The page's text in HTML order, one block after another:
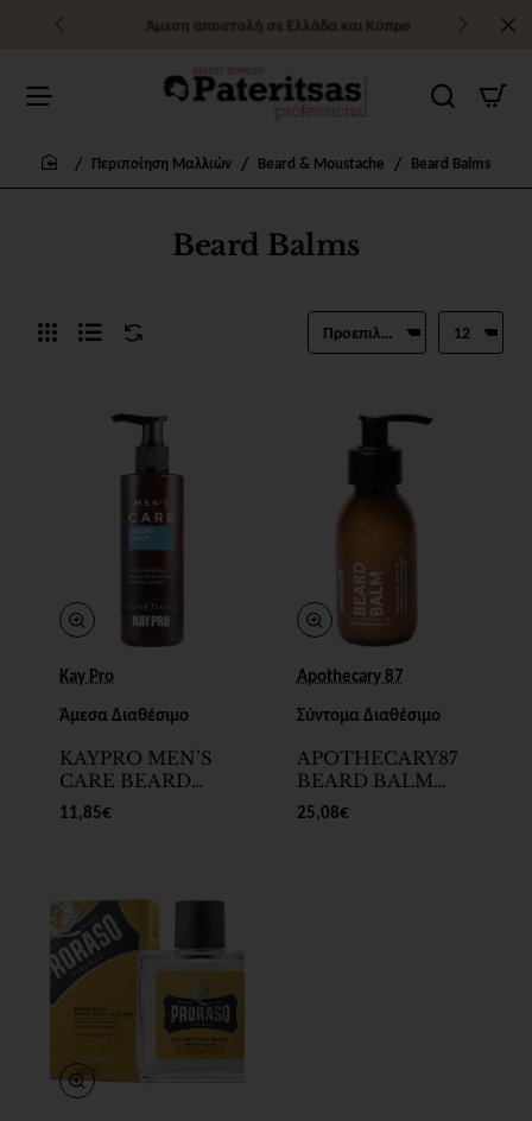
Άμεση αποστολή σε Ελλάδα και Κύπρο
Beard Balms
Περιποίηση Μαλλιών Beard & Moustache Beard Balms
Kay Pro
Άμεσα Διαθέσιμο
KAYPRO MEN’S
CARE BEARD
BALM 150ml
11,85€
Apothecary 87
Σύντομα Διαθέσιμο
APOTHECARY87
BEARD BALM
100ml
25,08€